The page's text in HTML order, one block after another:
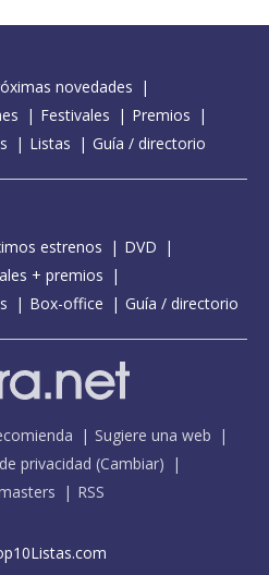
novedades
Festivales
Premios
Listas Guía / directorio
estrenos
DVD
+ premios
Box-office Guía / directorio
Sugiere una web
privacidad (Cambiar)
RSS